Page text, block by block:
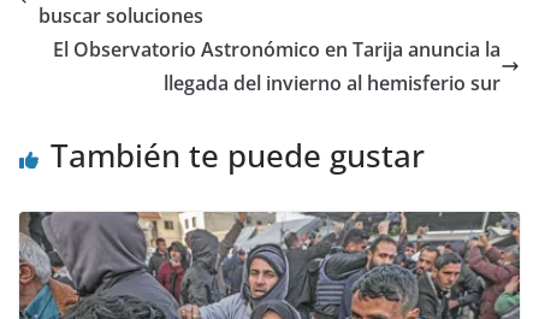
buscar soluciones
El Observatorio Astronómico en Tarija anuncia la
llegada del invierno al hemisferio sur
También te puede gustar